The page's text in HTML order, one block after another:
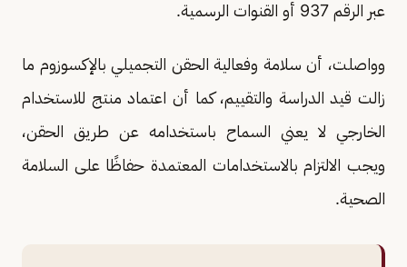
عبر الرقم 937 أو القنوات الرسمية.
وواصلت، أن سلامة وفعالية الحقن التجميلي بالإكسوزوم ما
زالت قيد الدراسة والتقييم، كما أن اعتماد منتج للاستخدام
الخارجي لا يعني السماح باستخدامه عن طريق الحقن،
ويجب الالتزام بالاستخدامات المعتمدة حفاظًا على السلامة
الصحية.